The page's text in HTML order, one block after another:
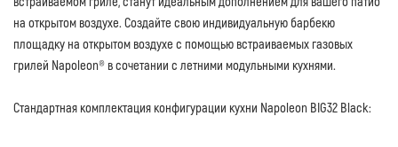
на открытом воздухе. Создайте свою индивидуальную барбекю
площадку на открытом воздухе с помощью встраиваемых газовых
грилей Napoleon® в сочетании с летними модульными кухнями.
Стандартная комплектация конфигурации кухни Napoleon BIG32 Black: